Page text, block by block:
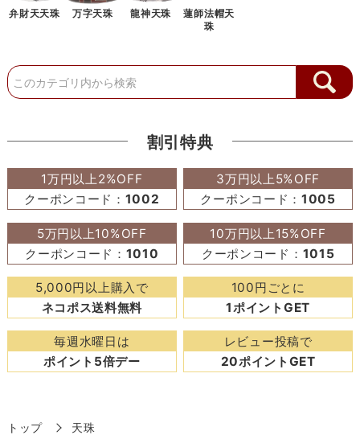
弁財天天珠 万字天珠 龍神天珠
蓮師法帽天
珠
割引特典
1万円以上2%OFF
クーポンコード： 1002
3万円以上5%OFF
クーポンコード：1005
5万円以上10%OFF
クーポンコード： 1010
10万円以上15%OFF
クーポンコード： 1015
5,000円以上購入で
ネコポス送料無料
100円ごとに
1ポイントGET
毎週水曜日は
ポイント5倍デー
レビュー投稿で
20ポイントGET
トップ 天珠